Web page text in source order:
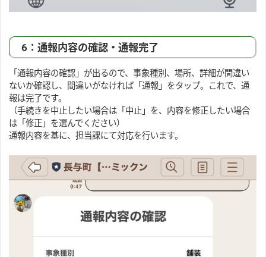
6：通報内容の確認・通報完了
「通報内容の確認」が出るので、事象種別、場所、詳細が間違い
ないか確認し、間違いがなければ「通報」をタップ。これで、通
報は完了です。
（手続きを中止したい場合は「中止」を、内容を修正したい場合
は「修正」を選んでください）
通報内容を基に、担当課にて対応を行います。